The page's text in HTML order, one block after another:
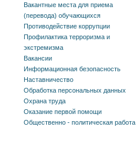
Вакантные места для приема
(перевода) обучающихся
Противодействие коррупции
Профилактика терроризма и
экстремизма
Вакансии
Информационная безопасность
Наставничество
Обработка персональных данных
Охрана труда
Оказание первой помощи
Общественно - политическая работа